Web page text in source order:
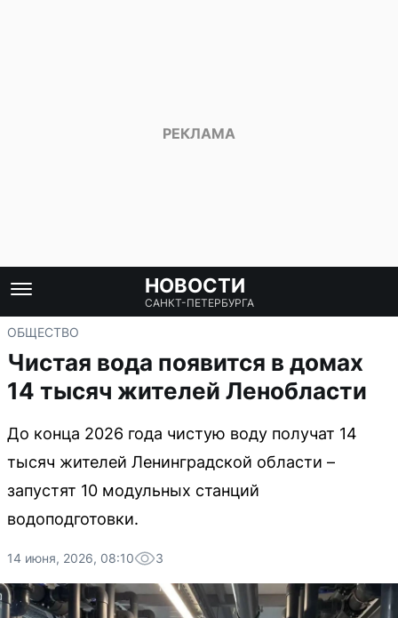
НОВОСТИ
САНКТ-ПЕТЕРБУРГА
ОБЩЕСТВО
Чистая вода появится в домах
14 тысяч жителей Ленобласти
До конца 2026 года чистую воду получат 14
тысяч жителей Ленинградской области –
запустят 10 модульных станций
водоподготовки.
14 июня, 2026, 08:10 3